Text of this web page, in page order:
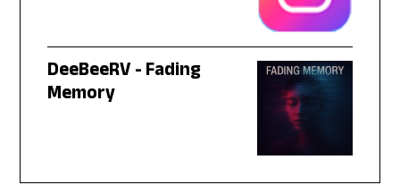
DeeBeeRV - Fading
Memory